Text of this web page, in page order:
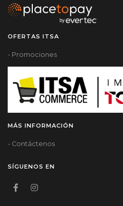
OFERTAS ITSA
- Promociones
MÁS INFORMACIÓN
- Contáctenos
SÍGUENOS EN